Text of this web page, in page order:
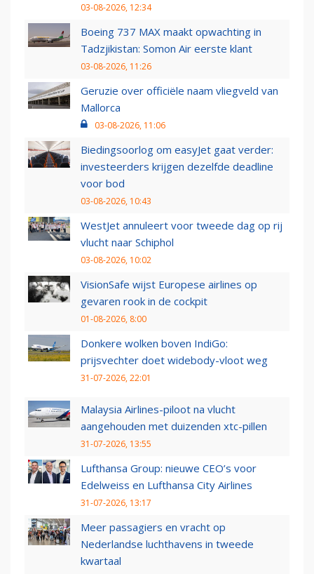
03-08-2026, 12:34
Boeing 737 MAX maakt opwachting in
Tadzjikistan: Somon Air eerste klant
03-08-2026, 11:26
Geruzie over officiële naam vliegveld van
Mallorca
03-08-2026, 11:06
Biedingsoorlog om easyJet gaat verder:
investeerders krijgen dezelfde deadline
voor bod
03-08-2026, 10:43
WestJet annuleert voor tweede dag op rij
vlucht naar Schiphol
03-08-2026, 10:02
VisionSafe wijst Europese airlines op
gevaren rook in de cockpit
01-08-2026, 8:00
Donkere wolken boven IndiGo:
prijsvechter doet widebody-vloot weg
31-07-2026, 22:01
Malaysia Airlines-piloot na vlucht
aangehouden met duizenden xtc-pillen
31-07-2026, 13:55
Lufthansa Group: nieuwe CEO’s voor
Edelweiss en Lufthansa City Airlines
31-07-2026, 13:17
Meer passagiers en vracht op
Nederlandse luchthavens in tweede
kwartaal